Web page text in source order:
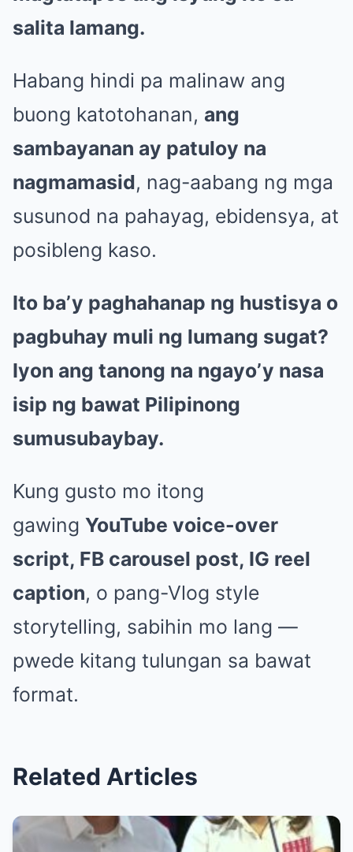
salita lamang.
Habang hindi pa malinaw ang
buong katotohanan, ang
sambayanan ay patuloy na
nagmamasid, nag-aabang ng mga
susunod na pahayag, ebidensya, at
posibleng kaso.
Ito ba’y paghahanap ng hustisya o
pagbuhay muli ng lumang sugat?
Iyon ang tanong na ngayo’y nasa
isip ng bawat Pilipinong
sumusubaybay.
Kung gusto mo itong
gawing YouTube voice-over
script, FB carousel post, IG reel
caption, o pang-Vlog style
storytelling, sabihin mo lang —
pwede kitang tulungan sa bawat
format.
Related Articles